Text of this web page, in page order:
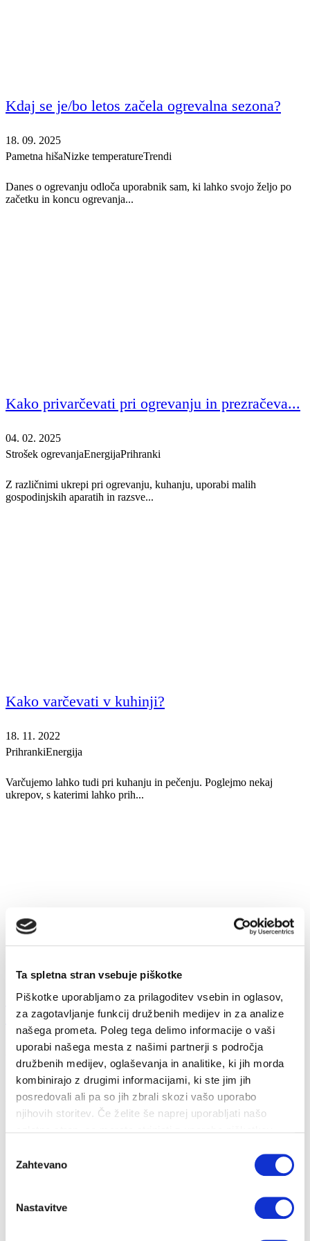
Ta spletna stran vsebuje piškotke
Piškotke uporabljamo za prilagoditev vsebin in oglasov,
za zagotavljanje funkcij družbenih medijev in za analize
našega prometa. Poleg tega delimo informacije o vaši
uporabi našega mesta z našimi partnerji s področja
družbenih medijev, oglaševanja in analitike, ki jih morda
kombinirajo z drugimi informacijami, ki ste jim jih
posredovali ali pa so jih zbrali skozi vašo uporabo
njihovih storitev. Če želite še naprej uporabljati našo
soglasja
Zahtevano
Nastavitve
Kdaj se je/bo letos začela ogrevalna sezona?
18. 09. 2025
Pametna hišaNizke temperatureTrendi
Danes o ogrevanju odloča uporabnik sam, ki lahko svojo željo po
začetku in koncu ogrevanja...
Kako privarčevati pri ogrevanju in prezračeva...
04. 02. 2025
Strošek ogrevanjaEnergijaPrihranki
Z različnimi ukrepi pri ogrevanju, kuhanju, uporabi malih
gospodinjskih aparatih in razsve...
Kako varčevati v kuhinji?
18. 11. 2022
PrihrankiEnergija
Varčujemo lahko tudi pri kuhanju in pečenju. Poglejmo nekaj
ukrepov, s katerimi lahko prih...
Ukrepi za obvladovanje energetske draginje
20...
26. 10. 2022
PrihrankiEnergija
Zakon o nujnem ukrepu na področju davka na dodano vrednost za
omilitev dviga cen energento...